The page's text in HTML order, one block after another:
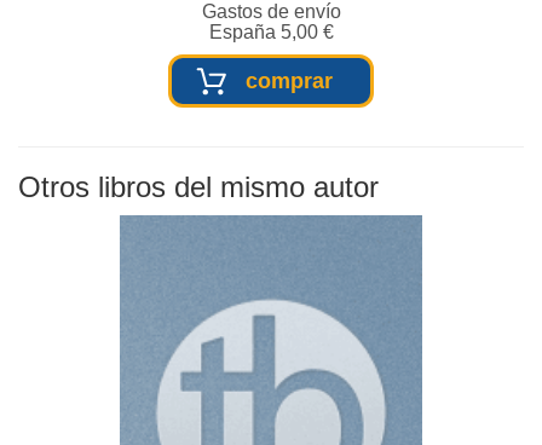
Gastos de envío
España 5,00 €
comprar
Otros libros del mismo autor